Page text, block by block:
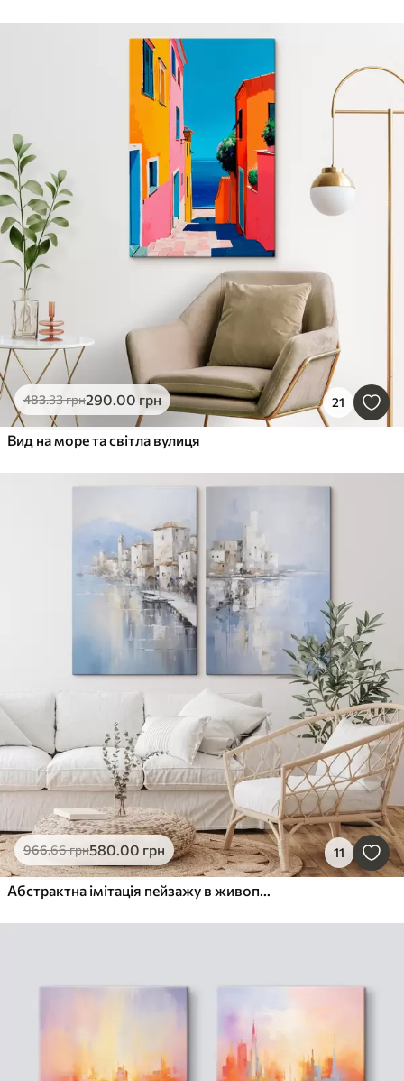
483.33грн290.00 грн 21
Вид на море та світла вулиця
966.66грн580.00 грн 11
Абстрактна імітація пейзажу в живописі